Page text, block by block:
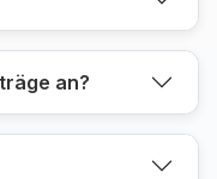
an?